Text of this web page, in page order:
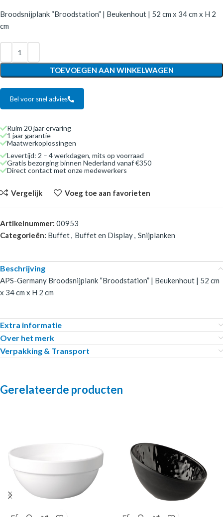
Broodsnijplank “Broodstation” | Beukenhout | 52 cm x 34 cm x H 2
cm
TOEVOEGEN AAN WINKELWAGEN
Bel voor snel advies
Ruim 20 jaar ervaring
1 jaar garantie
Maatwerkoplossingen
Levertijd: 2 – 4 werkdagen, mits op voorraad
Gratis bezorging binnen Nederland vanaf €350
Direct contact met onze medewerkers
Vergelijk Voeg toe aan favorieten
Artikelnummer: 00953
Categorieën: Buffet, Buffet en Display, Snijplanken
Beschrijving
APS-Germany Broodsnijplank “Broodstation” | Beukenhout | 52 cm
x 34 cm x H 2 cm
Extra informatie
Over het merk
Verpakking & Transport
Gerelateerde producten